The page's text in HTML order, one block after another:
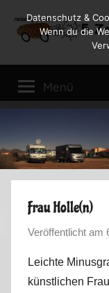
Inhalt
Reiseblog
Leben
im
Menü
Frau Holle(n)
Veröffentlicht am
Leichte
künstlichen
Datenschutz &
Wenn du die